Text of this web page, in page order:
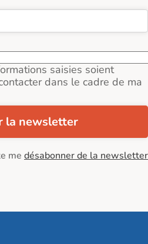
saisies soient
dans le cadre de ma
la newsletter
me désabonner de la newsletter